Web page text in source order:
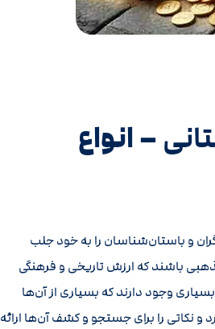
– انواع
و باستان‌شناسان را به خود جلب
باشند که ارزش تاریخی و فرهنگی
وجود دارند که بسیاری از آن‌ها
و نکاتی را برای جستجو و کشف آن‌ها ارائه